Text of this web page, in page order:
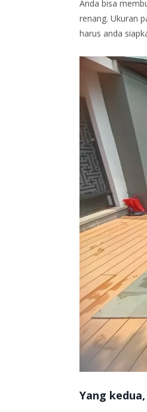
Anda bisa
renang. Ukuran
harus anda
Yang